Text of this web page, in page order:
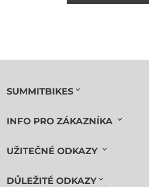
SUMMITBIKES
INFO PRO ZÁKAZNÍKA
UŽITEČNÉ ODKAZY
DŮLEŽITÉ ODKAZY